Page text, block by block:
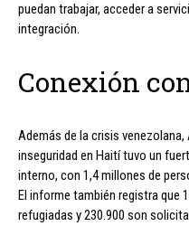
puedan trabajar, acceder a
integración.
Conexión
Además de la crisis
inseguridad en Haití tuvo un
interno, con 1,4 millones de
El informe también registra que
refugiadas y 230.900 son